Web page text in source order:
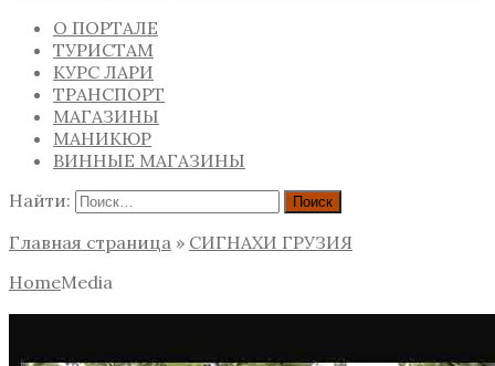
О ПОРТАЛЕ
ТУРИСТАМ
КУРС ЛАРИ
ТРАНСПОРТ
МАГАЗИНЫ
МАНИКЮР
ВИННЫЕ МАГАЗИНЫ
Найти:
Главная страница » СИГНАХИ ГРУЗИЯ
HomeMedia